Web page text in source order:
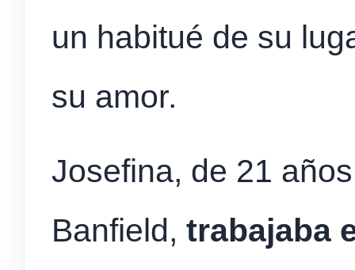
un habitué de su
su amor.
Josefina, de 21
Banfield, trabajaba